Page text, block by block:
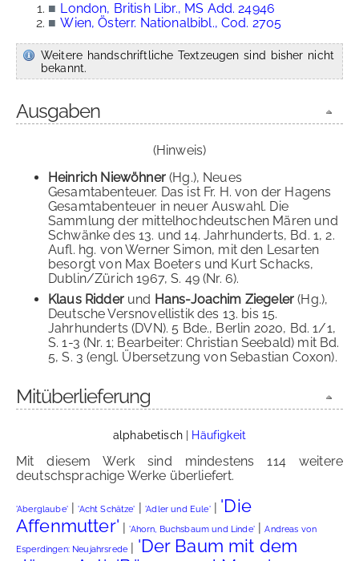
■ London, British Libr., MS Add. 24946
■ Wien, Österr. Nationalbibl., Cod. 2705
Weitere handschriftliche Textzeugen sind bisher nicht
bekannt.
Ausgaben
(Hinweis)
Heinrich Niewöhner(Hg.), Neues
Gesamtabenteuer. Das ist Fr. H. von der Hagens
Gesamtabenteuer in neuer Auswahl. Die
Sammlung der mittelhochdeutschen Mären und
Schwänke des 13. und 14. Jahrhunderts, Bd. 1, 2.
Aufl. hg. von Werner Simon, mit den Lesarten
besorgt von Max Boeters und Kurt Schacks,
Dublin/Zürich 1967, S. 49 (Nr. 6).
Klaus Ridderund Hans-Joachim Ziegeler(Hg.),
Deutsche Versnovellistik des 13. bis 15.
Jahrhunderts (DVN). 5 Bde., Berlin 2020, Bd. 1/1,
S. 1-3 (Nr. 1; Bearbeiter: Christian Seebald) mit Bd.
5, S. 3 (engl. Übersetzung von Sebastian Coxon).
Mitüberlieferung
alphabetisch| Häufigkeit
Mit diesem Werk sind mindestens 114 weitere
deutschsprachige Werke überliefert.
'Aberglaube'|'Acht Schätze' |'Adler und Eule'| 'Die
Affenmutter' |'Ahorn, Buchsbaum und Linde'|Andreas von
Esperdingen: Neujahrsrede | 'Der Baum mit dem